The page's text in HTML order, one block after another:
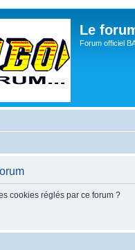
Le
Forum officiel
cookies réglés par ce forum ?